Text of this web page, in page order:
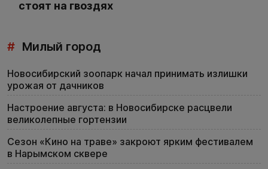
стоят на гвоздях
# Милый город
Новосибирский зоопарк начал принимать излишки
урожая от дачников
Настроение августа: в Новосибирске расцвели
великолепные гортензии
Сезон «Кино на траве» закроют ярким фестивалем
в Нарымском сквере